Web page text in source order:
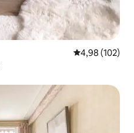
4,98 (102)